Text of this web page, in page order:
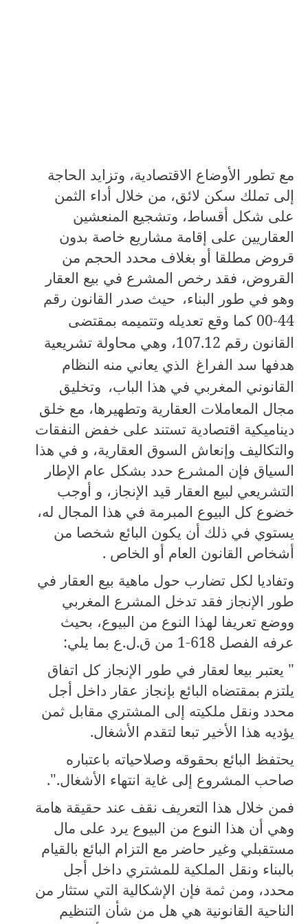
مع تطور الأوضاع الاقتصادية، وتزايد الحاجة
إلى تملك سكن لائق، من خلال أداء الثمن
على شكل أقساط، وتشجيع المنعشين
العقاريين على إقامة مشاريع خاصة بدون
قروض مطلقا أو بغلاف محدد الحجم من
القروض، فقد رخص المشرع في بيع العقار
وهو في طور البناء، حيث صدر القانون رقم
00-44كما وقع تعديله وتتميمه بمقتضى
القانون رقم 107.12، وهي محاولة تشريعية
هدفها سد الفراغ الذي يعاني منه النظام
القانوني المغربي في هذا الباب، وتخليق
مجال المعاملات العقارية وتطهيرها، مع خلق
ديناميكية اقتصادية تستند على خفض النفقات
والتكاليف وإنعاش السوق العقارية، و في هذا
السياق فإن المشرع حدد بشكل عام الإطار
التشريعي لبيع العقار قيد الإنجاز، و أوجب
خضوع كل البيوع المبرمة في هذا المجال له،
يستوي في ذلك أن يكون البائع شخصا من
أشخاص القانون العام أو الخاص .
وتفاديا لكل تضارب حول ماهية بيع العقار في
طور الإنجاز فقد تدخل المشرع المغربي
ووضع تعريفا لهذا النوع من البيوع، بحيث
عرفه الفصل 1-618من ق.ل.ع بما يلي:
" يعتبر بيعا لعقار في طور الإنجاز كل اتفاق
يلتزم بمقتضاه البائع بإنجاز عقار داخل أجل
محدد ونقل ملكيته إلى المشتري مقابل ثمن
يؤديه هذا الأخير تبعا لتقدم الأشغال.
يحتفظ البائع بحقوقه وصلاحياته باعتباره
صاحب المشروع إلى غاية انتهاء الأشغال.".
فمن خلال هذا التعريف نقف عند حقيقة هامة
وهي أن هذا النوع من البيوع يرد على مال
مستقبلي وغير حاضر مع التزام البائع بالقيام
بالبناء ونقل الملكية للمشتري داخل أجل
محدد، ومن ثمة فإن الإشكالية التي ستثار من
الناحية القانونية هي هل من شأن التنظيم